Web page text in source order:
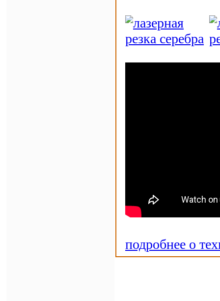
подробнее о